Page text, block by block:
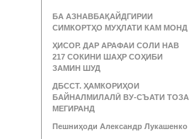
БА АЗНАВБАҚАЙДГИРИИ
СИМКОРТҲО МУҲЛАТИ КАМ МОНД
ҲИСОР. ДАР АРАФАИ СОЛИ НАВ
217 СОКИНИ ШАҲР СОҲИБИ
ЗАМИН ШУД
ДБССТ. ҲАМКОРИҲОИ
БАЙНАЛМИЛАЛӢ ВУ-СЪАТИ ТОЗА
МЕГИРАНД
Пешниҳоди Александр Лукашенко